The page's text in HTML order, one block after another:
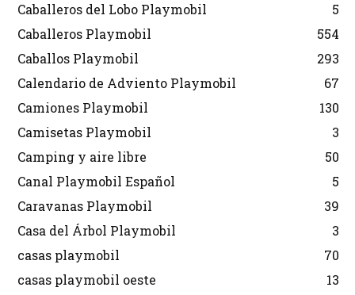
Caballeros del Lobo Playmobil
5
Caballeros Playmobil
554
Caballos Playmobil
293
Calendario de Adviento Playmobil
67
Camiones Playmobil
130
Camisetas Playmobil
3
Camping y aire libre
50
Canal Playmobil Español
5
Caravanas Playmobil
39
Casa del Árbol Playmobil
3
casas playmobil
70
casas playmobil oeste
13